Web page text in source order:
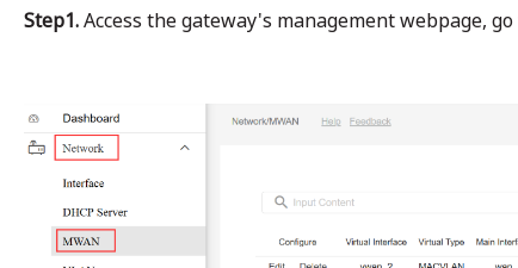
Step1.Access the gateway's management webpage,